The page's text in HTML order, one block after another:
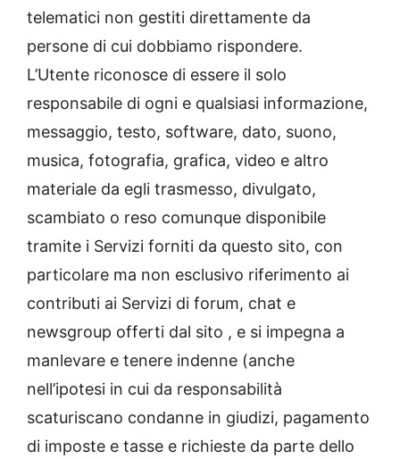
telematici non gestiti direttamente da
persone di cui dobbiamo rispondere.
L’Utente riconosce di essere il solo
responsabile di ogni e qualsiasi informazione,
messaggio, testo, software, dato, suono,
musica, fotografia, grafica, video e altro
materiale da egli trasmesso, divulgato,
scambiato o reso comunque disponibile
tramite i Servizi forniti da questo sito, con
particolare ma non esclusivo riferimento ai
contributi ai Servizi di forum, chat e
newsgroup offerti dal sito , e si impegna a
manlevare e tenere indenne (anche
nell’ipotesi in cui da responsabilità
scaturiscano condanne in giudizi, pagamento
di imposte e tasse e richieste da parte dello